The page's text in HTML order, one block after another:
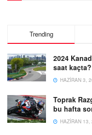
Trending
2024
saat kaçta?
HAZIRAN 3,
Toprak
bu hafta
HAZIRAN 13,